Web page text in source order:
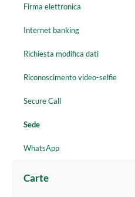
Firma elettronica
Internet banking
Richiesta modifica dati
Riconoscimento video-selfie
Secure Call
Sede
WhatsApp
Carte